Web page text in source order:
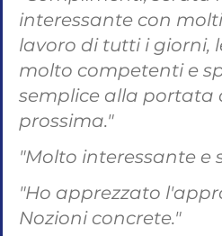
interessante con
lavoro di tutti i giorni,
molto competenti e
semplice alla portata
prossima."
"Molto interessante e
"Ho apprezzato
Nozioni concrete."